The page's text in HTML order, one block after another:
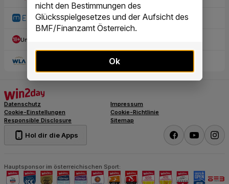
nicht den Bestimmungen des
Glücksspielgesetzes und der Aufsicht des
BMF/Finanzamt Österreich.
Ok